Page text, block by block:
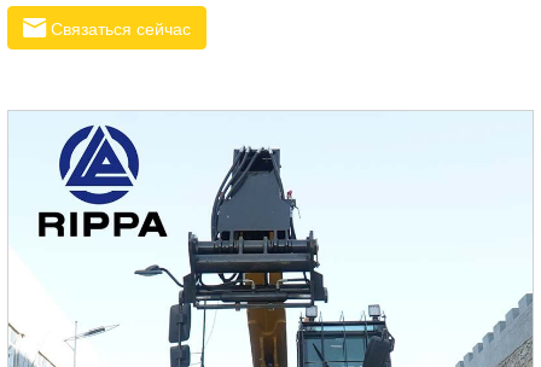
различных земляных работ.Гибкая работа: оснащен
несколькими режимами работы (такими как отклонение
Kubota D902 обеспечивает максимальную мощность 11,8
кВт (16,1 л.с.), обеспечивая достаточную мощность и
надежность.2.
Связаться сейчас